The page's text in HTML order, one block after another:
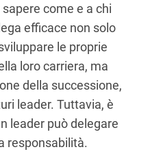
come e a chi
efficace non solo
le proprie
loro carriera, ma
della successione,
leader. Tuttavia, è
leader può delegare
responsabilità.